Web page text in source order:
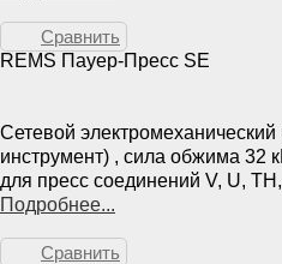
Сравнить
REMS Пауер-Пресс SE
Сетевой электромеханический
инструмент) , сила обжима 32
для пресс соединений V, U,
Подробнее...
Сравнить